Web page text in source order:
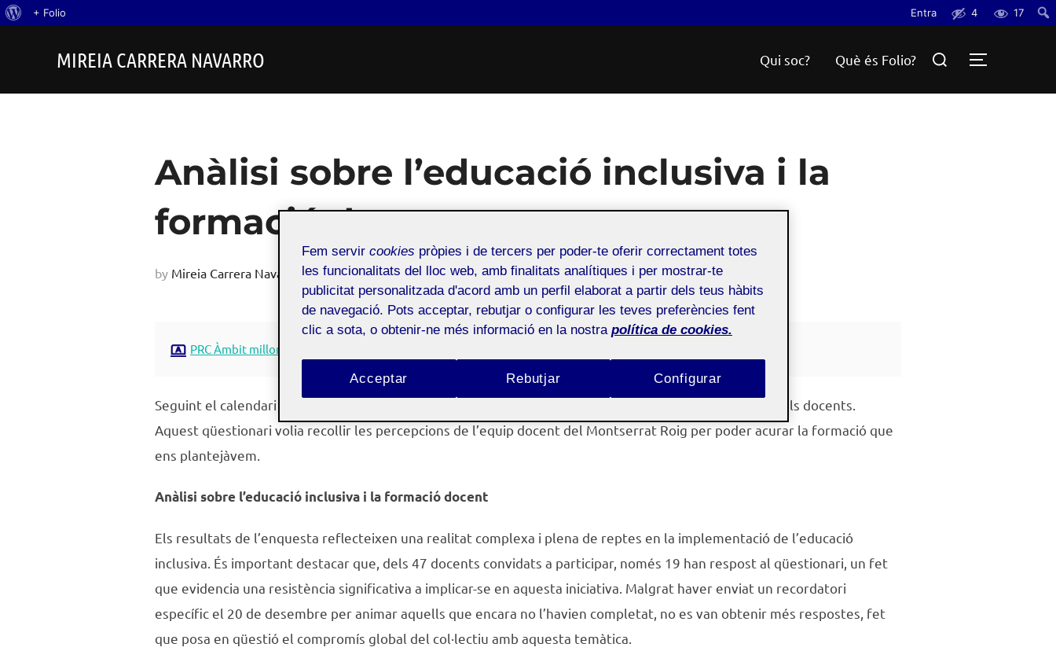
Quant
WordPress
+ Folio Entra 4
17
MIREIA CARRERA NAVARRO Qui soc? Què és Folio?
Search
TOGGLE
Anàlisi sobre l’educació inclusiva i la
formació docent
by Mireia Carrera Navarro onPosted
on
30 desembre, 2024
PRC Àmbit millora de la pràctica educativa (formal) - Aula 1
Seguint el calendari d’intervenció proposat adjunto l’anàlisi i resultats del qüestionari que vàrem fer pels docents.
Aquest qüestionari volia recollir les percepcions de l’equip docent del Montserrat Roig per poder acurar la formació que
ens plantejàvem.
Anàlisi sobre l’educació inclusiva i la formació docent
Els resultats de l’enquesta reflecteixen una realitat complexa i plena de reptes en la implementació de l’educació
inclusiva. És important destacar que, dels 47 docents convidats a participar, només 19 han respost al qüestionari, un fet
que evidencia una resistència significativa a implicar-se en aquesta iniciativa. Malgrat haver enviat un recordatori
específic el 20 de desembre per animar aquells que encara no l’havien completat, no es van obtenir més respostes, fet
que posa en qüestió el compromís global del col·lectiu amb aquesta temàtica.
Fem servir cookies pròpies i de tercers per poder-te oferir correctament totes
les funcionalitats del lloc web, amb finalitats analítiques i per mostrar-te
publicitat personalitzada d'acord amb un perfil elaborat a partir dels teus hàbits
de navegació. Pots acceptar, rebutjar o configurar les teves preferències fent
clic a sota, o obtenir-ne més informació en la nostra política de cookies.
Rebutjar
Acceptar Configurar